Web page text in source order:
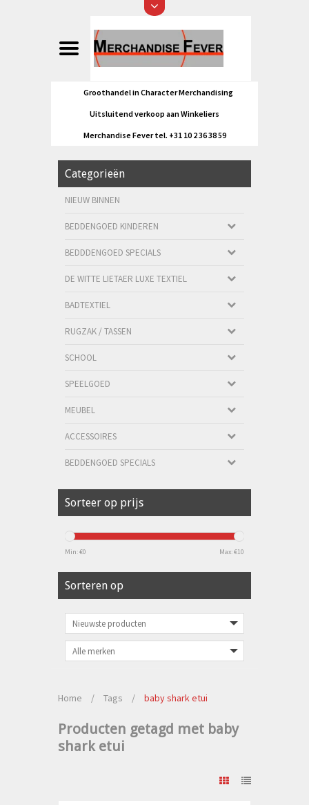
Groothandel in Character Merchandising
Uitsluitend verkoop aan Winkeliers
Merchandise Fever tel. +31 10 2 36 38 59
Categorieën
NIEUW BINNEN
BEDDENGOED KINDEREN
BEDDDENGOED SPECIALS
DE WITTE LIETAER LUXE TEXTIEL
BADTEXTIEL
RUGZAK / TASSEN
SCHOOL
SPEELGOED
MEUBEL
ACCESSOIRES
BEDDENGOED SPECIALS
Sorteer op prijs
Min: €0 Max: €10
Sorteren op
Home / Tags / baby shark etui
Producten getagd met baby
shark etui